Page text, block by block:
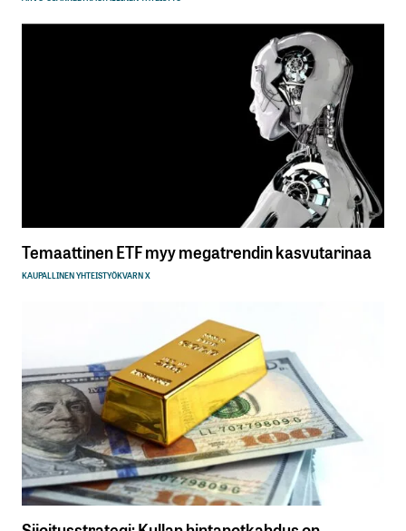
Temaattinen ETF myy megatrendin kasvutarinaa
KAUPALLINEN YHTEISTYÖKVARN X